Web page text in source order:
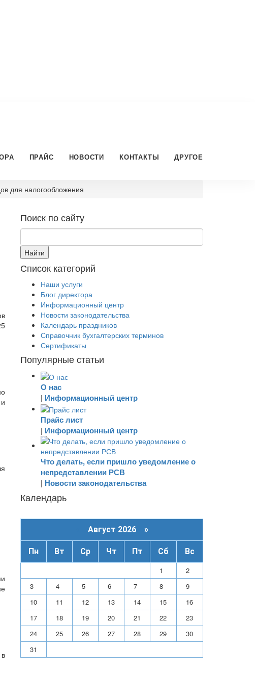
ПРАЙС НОВОСТИ КОНТАКТЫ ДРУГОЕ
для налогообложения
Поиск по сайту
Список категорий
Наши услуги
Блог директора
Информационный центр
Новости законодательства
Календарь праздников
Справочник бухгалтерских терминов
Сертификаты
Популярные статьи
О нас
| Информационный центр
Прайс лист
| Информационный центр
Что делать, если пришло уведомление о
непредставлении РСВ
| Новости законодательства
Календарь
Август 2026 »
Пн Вт Ср Чт Пт Сб
Вс
1
2
3
4 5 6 7 8
9
10
11 12 13 14 15
16
17
18 19 20 21 22
23
24
25 26 27 28 29
30
31